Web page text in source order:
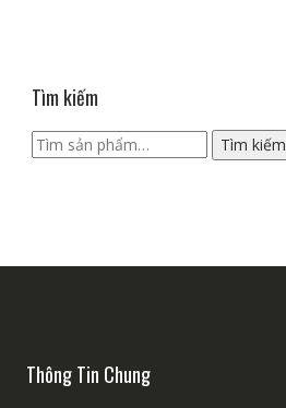
Tìm kiếm
Tìm
kiếm:
Tìm kiếm
Thông Tin Chung